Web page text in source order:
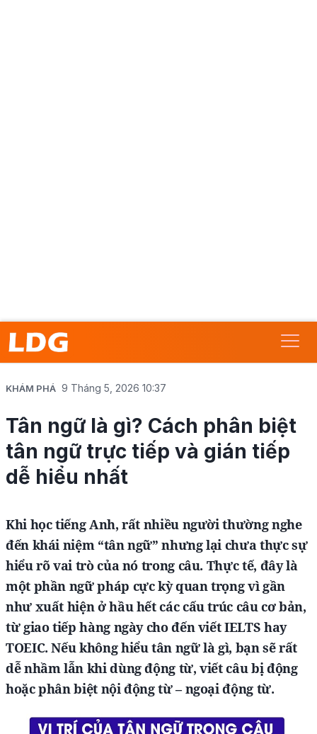
KHÁM PHÁ 9 Tháng 5, 2026 10:37
Tân ngữ là gì? Cách phân biệt
tân ngữ trực tiếp và gián tiếp
dễ hiểu nhất
Khi học tiếng Anh, rất nhiều người thường nghe
đến khái niệm “tân ngữ” nhưng lại chưa thực sự
hiểu rõ vai trò của nó trong câu. Thực tế, đây là
một phần ngữ pháp cực kỳ quan trọng vì gần
như xuất hiện ở hầu hết các cấu trúc câu cơ bản,
từ giao tiếp hàng ngày cho đến viết IELTS hay
TOEIC. Nếu không hiểu tân ngữ là gì, bạn sẽ rất
dễ nhầm lẫn khi dùng động từ, viết câu bị động
hoặc phân biệt nội động từ – ngoại động từ.